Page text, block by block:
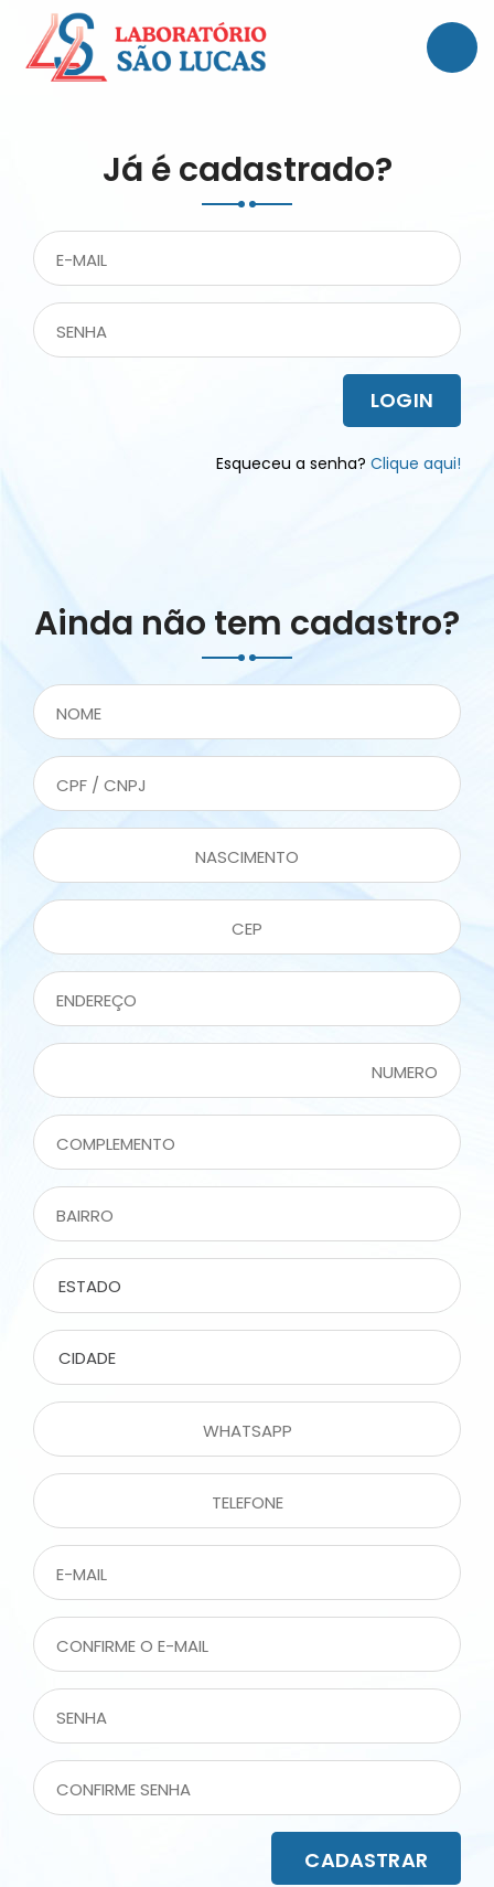
Já é cadastrado?
LOGIN
Esqueceu a senha? Clique aqui!
Ainda não tem cadastro?
CADASTRAR